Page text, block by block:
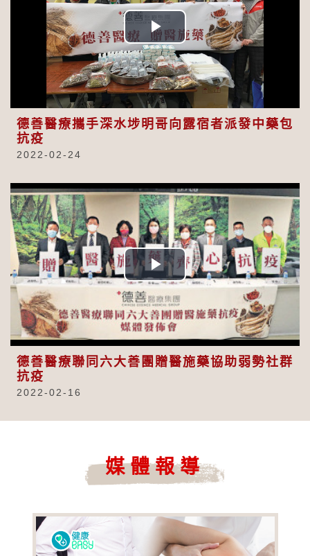
Play
Video
德善醫療攜手深水埗明哥向露宿者派發中藥包
抗疫
2022-02-24
Play
Video
德善醫療聯同六大善團贈醫施藥協助弱勢社群
抗疫
2022-02-16
媒體報導